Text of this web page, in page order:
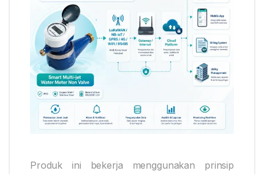
Produk ini bekerja menggunakan prinsip